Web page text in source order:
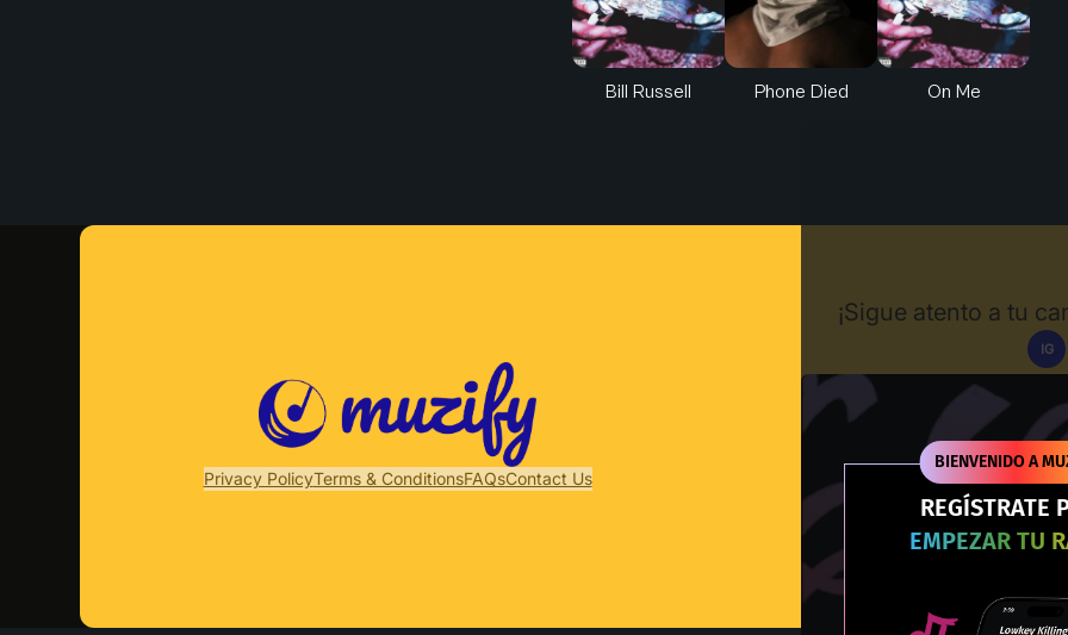
BIENVENIDO A
REGÍSTRATE
EMPEZAR TU
Bill Russell Phone Died On Me
Privacy PolicyTerms & ConditionsFAQsContact Us
¡Sigue atento a tu
IG